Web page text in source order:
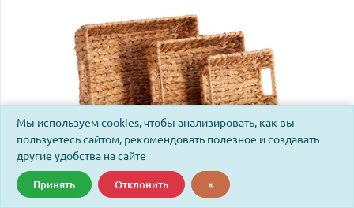
Набор подносов Secret de Maison Арани/Arani (мод. LS-
Мы используем cookies, чтобы анализировать, как вы
пользуетесь сайтом, рекомендовать полезное и создавать
другие удобства на сайте
Принять Отклонить ×